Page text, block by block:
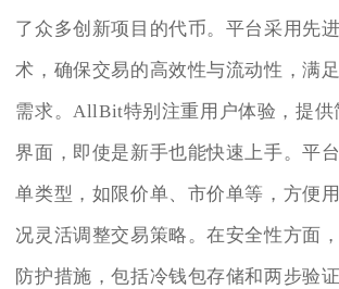
了众多创新项目的代币。平台采用先
术，确保交易的高效性与流动性，满
需求。AllBit特别注重用户体验，提供
界面，即使是新手也能快速上手。平
单类型，如限价单、市价单等，方便
况灵活调整交易策略。在安全性方面
防护措施，包括冷钱包存储和两步验